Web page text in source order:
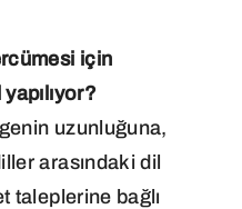
için
uzunluğuna,
arasındaki dil
taleplerine bağlı